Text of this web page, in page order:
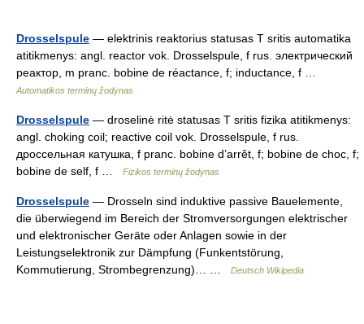
Drosselspule — elektrinis reaktorius statusas T sritis automatika
atitikmenys: angl. reactor vok. Drosselspule, f rus. электрический
реактор, m pranc. bobine de réactance, f; inductance, f …
Automatikos terminų žodynas
Drosselspule — droselinė ritė statusas T sritis fizika atitikmenys:
angl. choking coil; reactive coil vok. Drosselspule, f rus.
дроссельная катушка, f pranc. bobine d’arrêt, f; bobine de choc, f;
bobine de self, f …
Fizikos terminų žodynas
Drosselspule — Drosseln sind induktive passive Bauelemente,
die überwiegend im Bereich der Stromversorgungen elektrischer
und elektronischer Geräte oder Anlagen sowie in der
Leistungselektronik zur Dämpfung (Funkentstörung,
Kommutierung, Strombegrenzung)… …
Deutsch Wikipedia